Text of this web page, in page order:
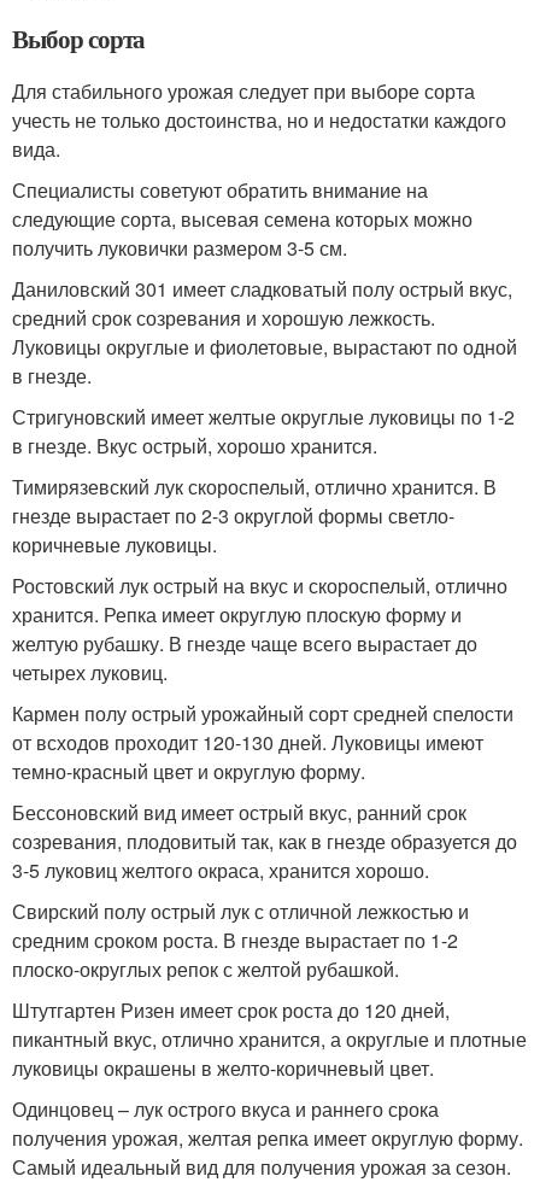
Выбор сорта
Для стабильного урожая следует при выборе сорта
учесть не только достоинства, но и недостатки каждого
вида.
Специалисты советуют обратить внимание на
следующие сорта, высевая семена которых можно
получить луковички размером 3-5 см.
Даниловский 301 имеет сладковатый полу острый вкус,
средний срок созревания и хорошую лежкость.
Луковицы округлые и фиолетовые, вырастают по одной
в гнезде.
Стригуновский имеет желтые округлые луковицы по 1-2
в гнезде. Вкус острый, хорошо хранится.
Тимирязевский лук скороспелый, отлично хранится. В
гнезде вырастает по 2-3 округлой формы светло-
коричневые луковицы.
Ростовский лук острый на вкус и скороспелый, отлично
хранится. Репка имеет округлую плоскую форму и
желтую рубашку. В гнезде чаще всего вырастает до
четырех луковиц.
Кармен полу острый урожайный сорт средней спелости
от всходов проходит 120-130 дней. Луковицы имеют
темно-красный цвет и округлую форму.
Бессоновский вид имеет острый вкус, ранний срок
созревания, плодовитый так, как в гнезде образуется до
3-5 луковиц желтого окраса, хранится хорошо.
Свирский полу острый лук с отличной лежкостью и
средним сроком роста. В гнезде вырастает по 1-2
плоско-округлых репок с желтой рубашкой.
Штутгартен Ризен имеет срок роста до 120 дней,
пикантный вкус, отлично хранится, а округлые и плотные
луковицы окрашены в желто-коричневый цвет.
Одинцовец – лук острого вкуса и раннего срока
получения урожая, желтая репка имеет округлую форму.
Самый идеальный вид для получения урожая за сезон.